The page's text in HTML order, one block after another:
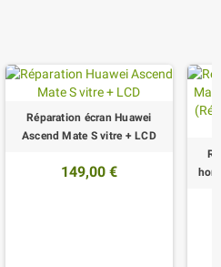
Réparation écran Huawei
Ascend Mate S vitre + LCD
149,00 €